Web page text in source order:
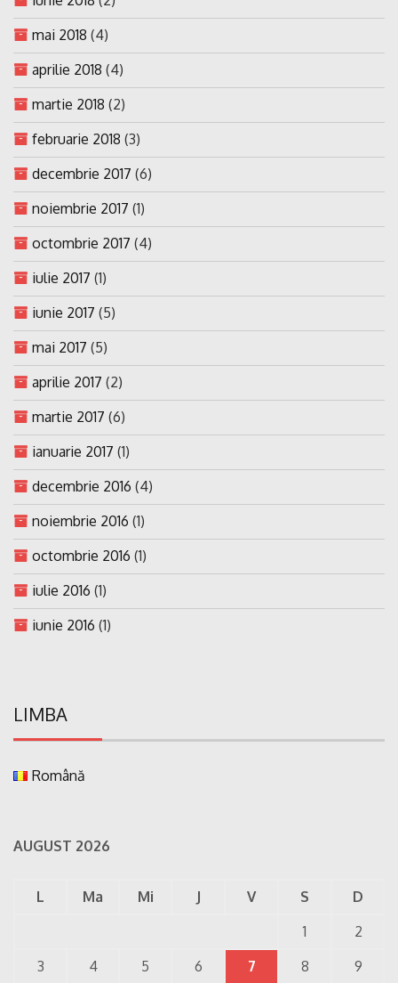
mai 2018 (4)
aprilie 2018 (4)
martie 2018 (2)
februarie 2018 (3)
decembrie 2017 (6)
noiembrie 2017 (1)
octombrie 2017 (4)
iulie 2017 (1)
iunie 2017 (5)
mai 2017 (5)
aprilie 2017 (2)
martie 2017 (6)
ianuarie 2017 (1)
decembrie 2016 (4)
noiembrie 2016 (1)
octombrie 2016 (1)
iulie 2016 (1)
iunie 2016 (1)
LIMBA
Română
AUGUST 2026
L Ma Mi J V S
D
1
2
3
4 5 6 7 8 9